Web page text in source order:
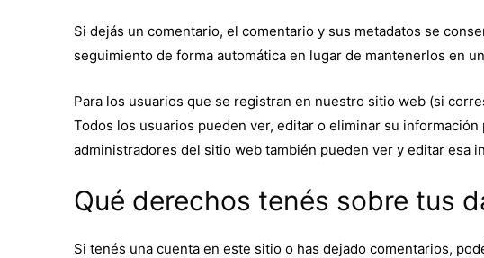
Si dejás un comentario, el comentario y sus metadatos se
seguimiento de forma automática en lugar de mantenerlos en
Para los usuarios que se registran en nuestro sitio web (si
Todos los usuarios pueden ver, editar o eliminar su
administradores del sitio web también pueden ver y editar esa
Qué derechos tenés sobre tus
Si tenés una cuenta en este sitio o has dejado comentarios,